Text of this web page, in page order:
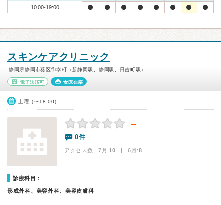
10:00-19:00
スキンケアクリニック
静岡県静岡市葵区御幸町（新静岡駅、静岡駅、日吉町駅）
電子決済可 女医在籍
土曜（〜18:00）
－
0件
アクセス数 7月:10 | 6月:8
診療科目：
形成外科、美容外科、美容皮膚科